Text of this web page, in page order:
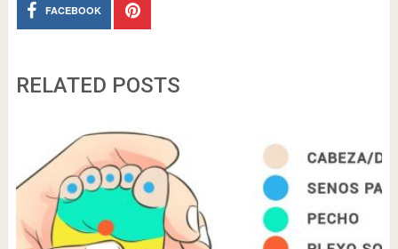
FACEBOOK
RELATED POSTS